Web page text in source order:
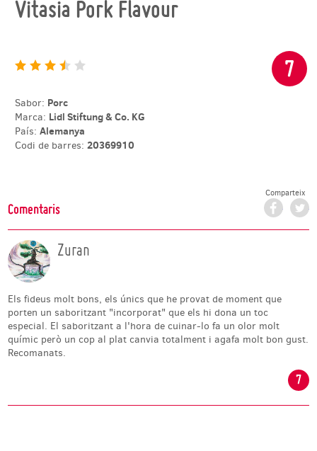
Vitasia Pork Flavour
7
Sabor: Porc
Marca: Lidl Stiftung & Co. KG
País:Alemanya
Codi de barres:20369910
Comentaris
Comparteix
Zuran
Els fideus molt bons, els únics que he provat de moment que
porten un saboritzant "incorporat" que els hi dona un toc
especial. El saboritzant a l'hora de cuinar-lo fa un olor molt
químic però un cop al plat canvia totalment i agafa molt bon gust.
Recomanats.
7